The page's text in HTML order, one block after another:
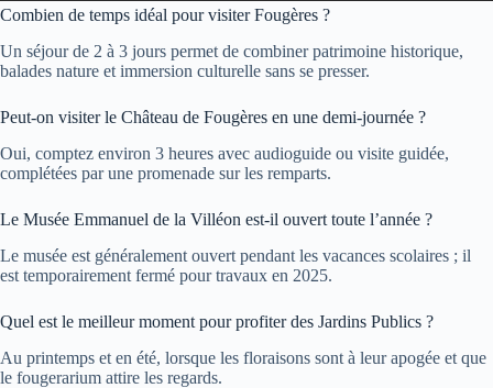
Combien de temps idéal pour visiter Fougères ?
Un séjour de 2 à 3 jours permet de combiner patrimoine historique,
balades nature et immersion culturelle sans se presser.
Peut-on visiter le Château de Fougères en une demi-journée ?
Oui, comptez environ 3 heures avec audioguide ou visite guidée,
complétées par une promenade sur les remparts.
Le Musée Emmanuel de la Villéon est-il ouvert toute l’année ?
Le musée est généralement ouvert pendant les vacances scolaires ; il
est temporairement fermé pour travaux en 2025.
Quel est le meilleur moment pour profiter des Jardins Publics ?
Au printemps et en été, lorsque les floraisons sont à leur apogée et que
le fougerarium attire les regards.